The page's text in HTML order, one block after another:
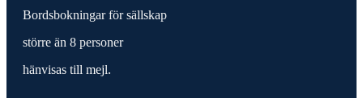
Bordsbokningar för sällskap
större än 8 personer
hänvisas till mejl.